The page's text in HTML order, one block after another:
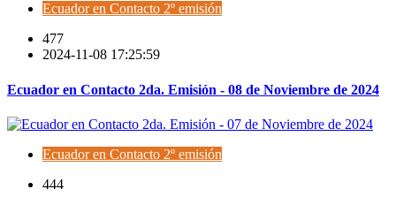
Ecuador en Contacto 2º emisión
477
2024-11-08 17:25:59
Ecuador en Contacto 2da. Emisión - 08 de Noviembre de 2024
Ecuador en Contacto 2º emisión
444